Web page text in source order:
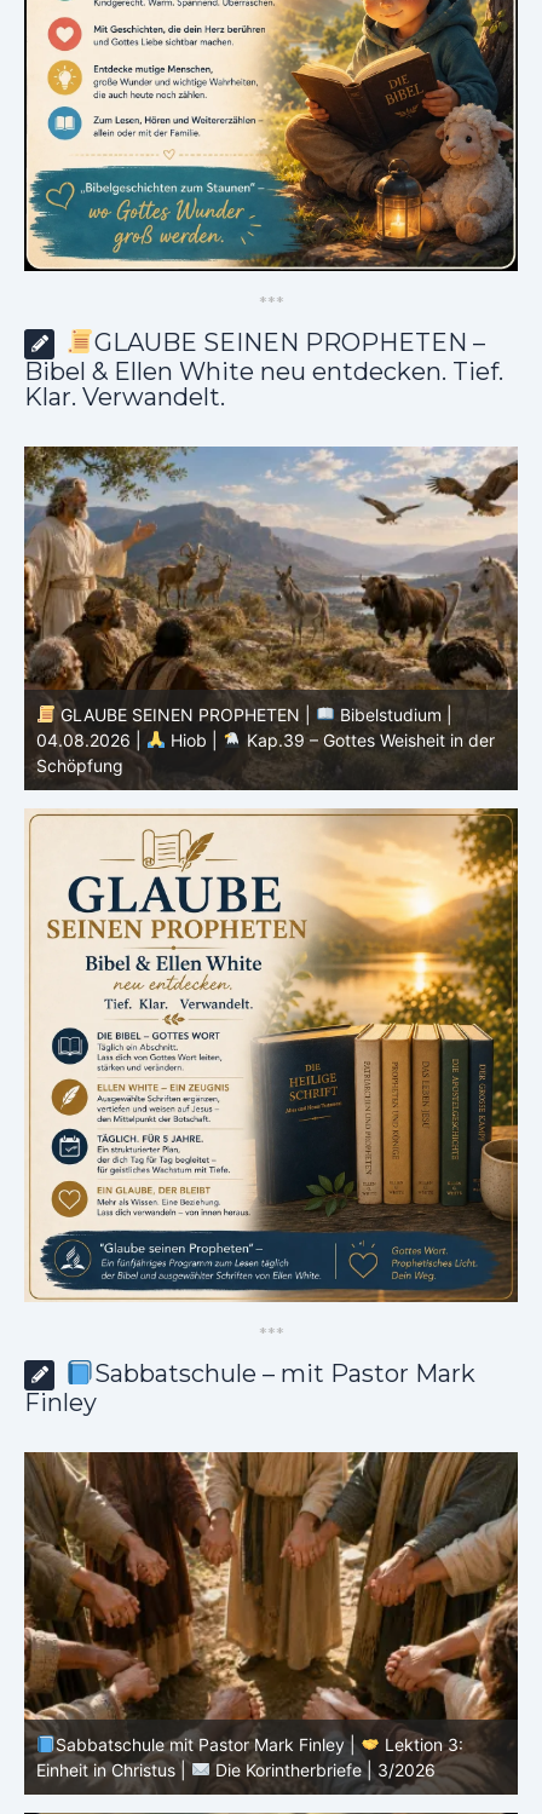
***
GLAUBE SEINEN PROPHETEN –
Bibel & Ellen White neu entdecken. Tief.
Klar. Verwandelt.
|
in der
GLAUBE SEINEN PROPHETEN |
Bibelstudium |
03.08.2026 |
Hiob |
Kap.38 – Gott antwortet
dem Sturm
***
Sabbatschule – mit Pastor Mark
Finley
|
Lektion 3:
| 3/2026
Sabbatschule mit Pastor Mark Finley |
Botschaft vom Kreuz |
Die